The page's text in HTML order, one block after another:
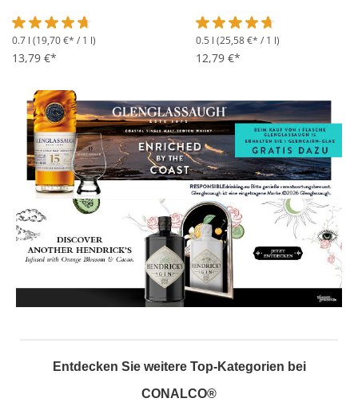
Durchschnittliche Bewertung von 4.8 von 5 Sternen
0.7 l (19,70 €* / 1 l)
13,79 €*
Durchschnittliche
0.5 l (25,58 €* / 1 l)
12,79 €*
Entdecken Sie weitere Top-Kategorien bei
CONALCO®